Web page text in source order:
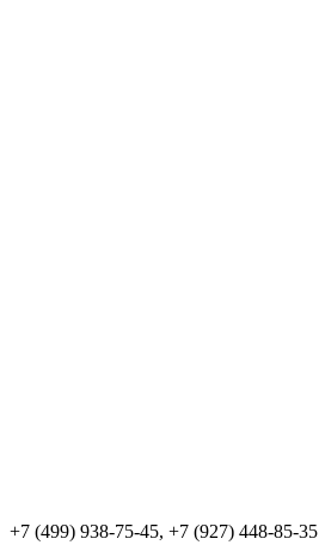
+7 (499) 938-75-45, +7 (927) 448-85-35